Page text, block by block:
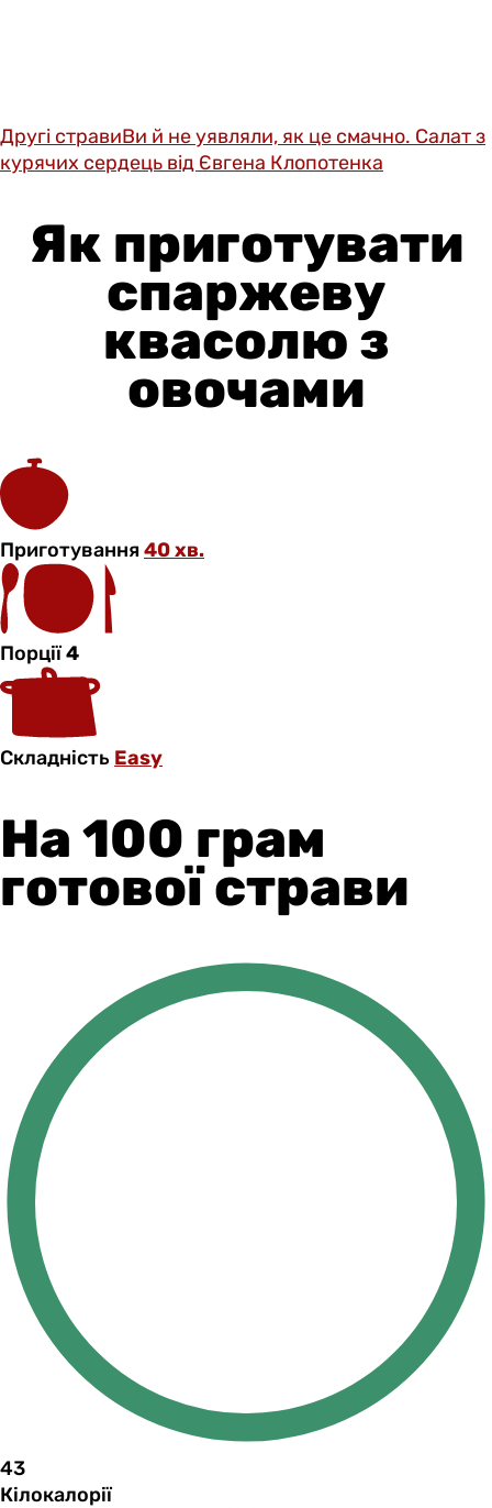
Другі стравиВи й не уявляли, як це смачно. Салат з
курячих сердець від Євгена Клопотенка
Як приготувати
спаржеву
квасолю з
овочами
Приготування40 хв.
Порції4
Складність Easy
На 100 грам
готової страви
43
Кілокалорії